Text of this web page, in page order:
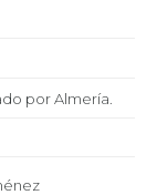
por Almería.